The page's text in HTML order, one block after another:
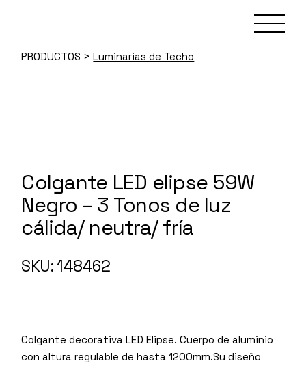
PRODUCTOS >Luminarias de Techo
Colgante LED elipse 59W
Negro – 3 Tonos de luz
cálida/ neutra/ fría
SKU: 148462
Colgante decorativa LED Elipse. Cuerpo de aluminio
con altura regulable de hasta 1200mm.Su diseño